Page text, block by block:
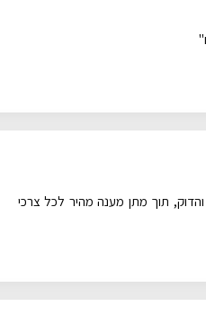
והדוק, תוך מתן מענה מהיר לכל צרכי